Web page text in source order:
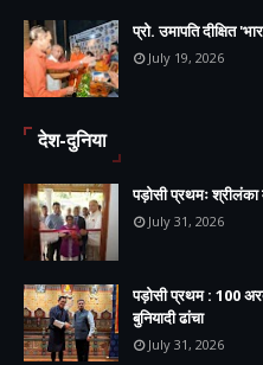
प्रो. उमापति दीक्षित
July 19, 2026
देश-दुनिया
पड़ोसी प्रथमः
July 31, 2026
पड़ोसी प्रथम : 100
बुनियादी ढांचा
July 31, 2026